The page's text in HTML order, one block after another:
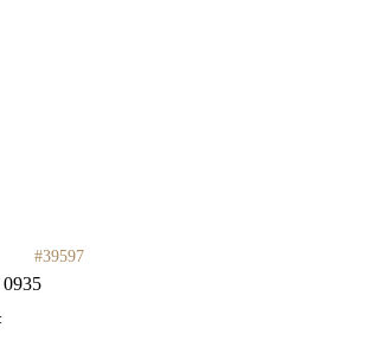
#39597